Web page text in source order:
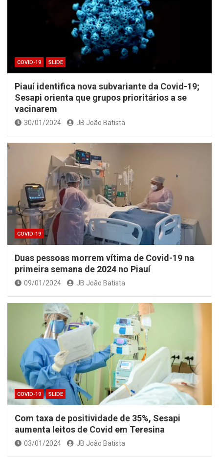
COVID-19 SLIDE
Piauí identifica nova subvariante da Covid-19;
Sesapi orienta que grupos prioritários a se
vacinarem
30/01/2024 JB João Batista
COVID-19
Duas pessoas morrem vítima de Covid-19 na
primeira semana de 2024 no Piauí
09/01/2024 JB João Batista
COVID-19 SLIDE
Com taxa de positividade de 35%, Sesapi
aumenta leitos de Covid em Teresina
03/01/2024 JB João Batista